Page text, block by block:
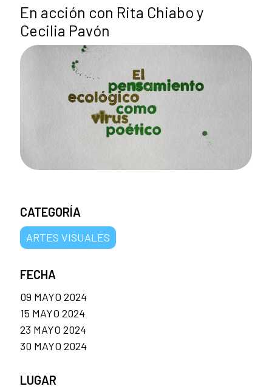
En acción con Rita Chiabo y
Cecilia Pavón
CATEGORÍA
ARTES VISUALES
FECHA
09 MAYO 2024
15 MAYO 2024
23 MAYO 2024
30 MAYO 2024
LUGAR